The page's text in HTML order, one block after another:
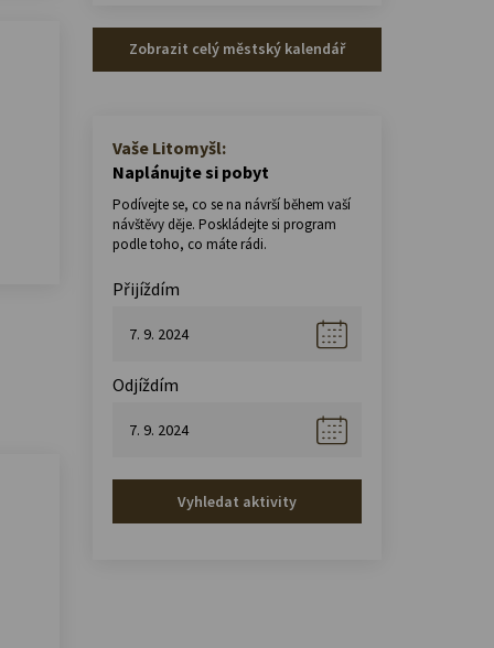
Zobrazit celý městský kalendář
Vaše Litomyšl:
Naplánujte si pobyt
Podívejte se, co se na návrší během vaší
návštěvy děje. Poskládejte si program
podle toho, co máte rádi.
Přijíždím
Odjíždím
Vyhledat aktivity